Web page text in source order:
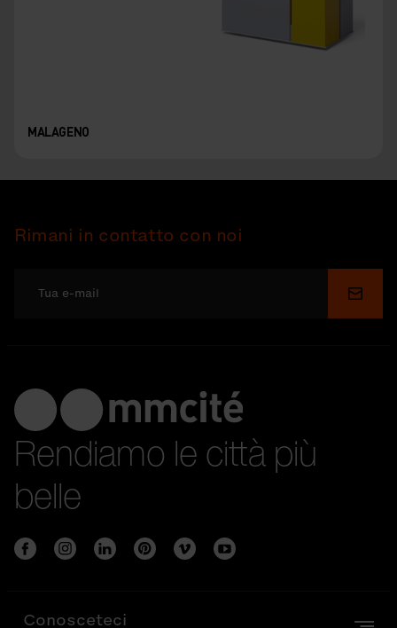
MALAGENO
Rimani in contatto con noi
Invia
Rendiamo le città più
belle
Conosceteci